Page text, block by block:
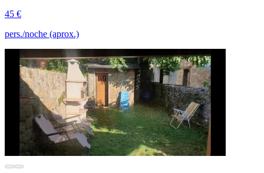
45 €
pers./noche (aprox.)